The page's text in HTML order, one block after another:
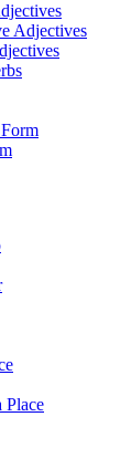
Adjectives
Place